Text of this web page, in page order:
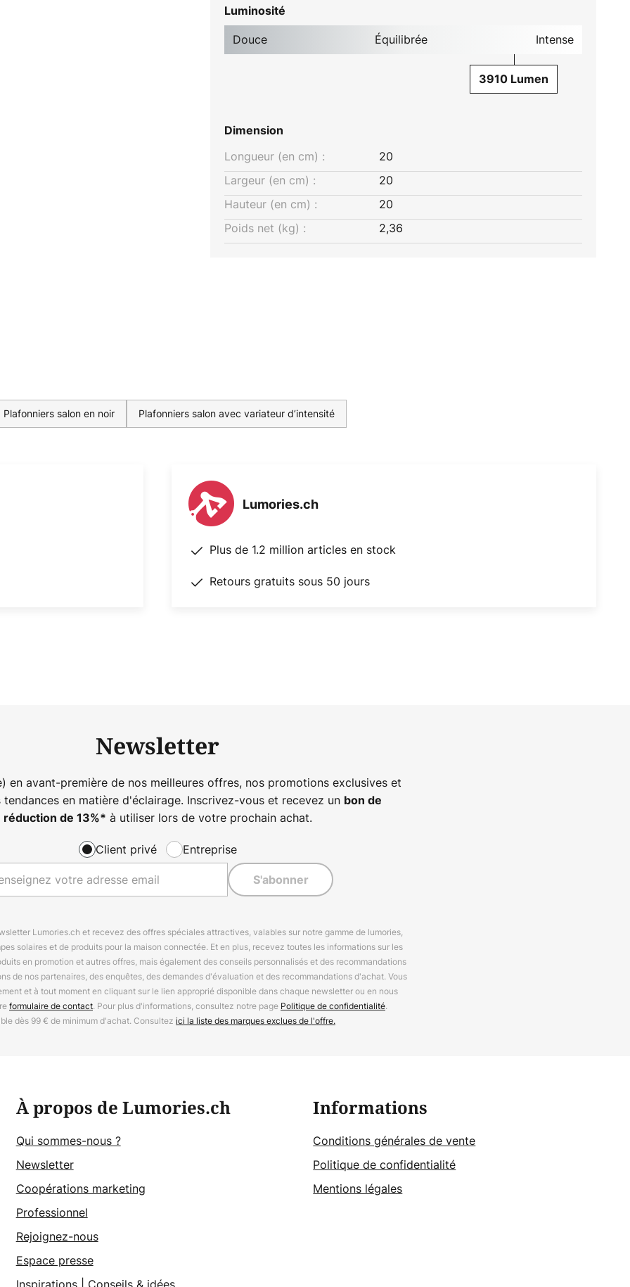
L'intensité lumineuse
externe par un triac.
Luminosité
Douce Équilibrée Intense
3910 Lumen
Dimension
Longueur (en cm) :
20
Largeur (en cm) :
20
Hauteur (en cm) :
20
Poids net (kg) :
2,36
Plafonniers salon en noir Plafonniers salon avec variateur d’intensité
Lumories.ch
Plus de 1.2 million articles en stock
Retours gratuits sous 50 jours
Newsletter
en avant-première de nos meilleures offres, nos promotions exclusives et
tendances en matière d'éclairage. Inscrivez-vous et recevez un bon de
réduction de 13%* à utiliser lors de votre prochain achat.
Client privé Entreprise
S'abonner
Lumories.ch et recevez des offres spéciales attractives, valables sur notre gamme de lumories,
solaires et de produits pour la maison connectée. Et en plus, recevez toutes les informations sur les
en promotion et autres offres, mais également des conseils personnalisés et des recommandations
de nos partenaires, des enquêtes, des demandes d'évaluation et des recommandations d'achat. Vous
et à tout moment en cliquant sur le lien approprié disponible dans chaque newsletter ou en nous
formulaire de contact. Pour plus d'informations, consultez notre page Politique de confidentialité.
dès 99 € de minimum d'achat. Consultez ici la liste des marques exclues de l'offre.
À propos de Lumories.ch
Qui sommes-nous ?
Newsletter
Coopérations marketing
Professionnel
Rejoignez-nous
Espace presse
Informations
Conditions générales de vente
Politique de confidentialité
Mentions légales